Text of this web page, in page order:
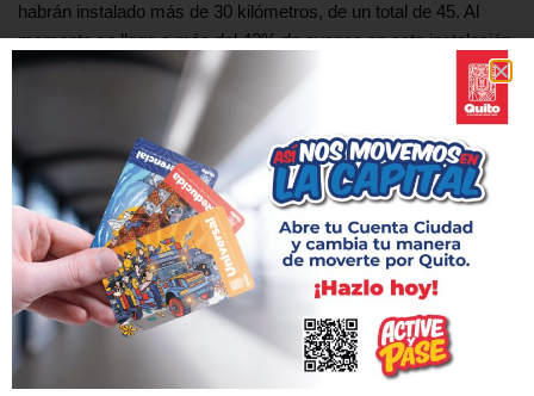
habrán instalado más de 30 kilómetros, de un total de 45. Al
momento se llega a más del 43% de avance en esta instalación.
En las próximas semanas, tal como se anunció, se realizarán
las primeras pruebas sobre la vía con los 6 vagones del primer
tren del Metro de Quito que arribó a la Capital a inicios del
pasado mes de septiembre, cumpliendo otro hito en la obra de
movilidad más importante del país. Se estima que en los
primeros días de 2019 llegue el segundo de los 18 trenes que
compondrán la primera flota, y a lo largo del año se recibirán los
restantes.